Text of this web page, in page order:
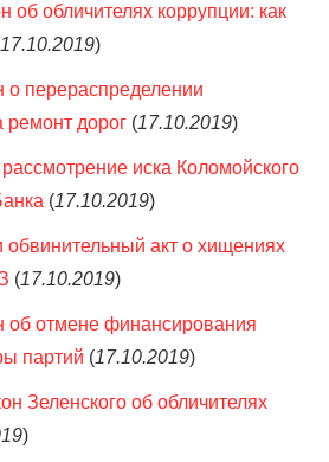
об обличителях коррупции: как
17.10.2019)
о перераспределении
дорог (17.10.2019)
иска Коломойского
(17.10.2019)
акт о хищениях
(17.10.2019)
об отмене финансирования
партий (17.10.2019)
Зеленского об обличителях
)